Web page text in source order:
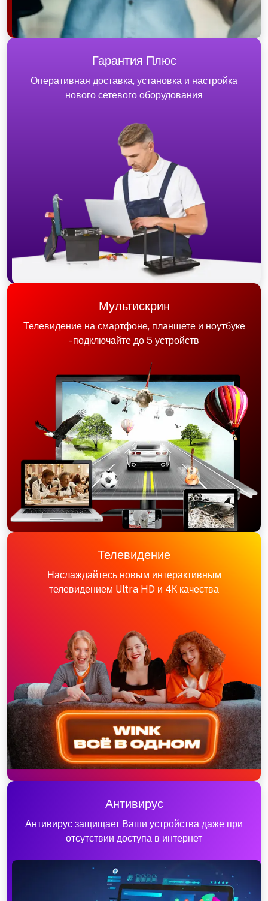
Гарантия Плюс
Оперативная доставка, установка и настройка
нового сетевого оборудования
Мультискрин
Телевидение на смартфоне, планшете и ноутбуке
- подключайте до 5 устройств
Телевидение
Наслаждайтесь новым интерактивным
телевидением Ultra HD и 4К качества
Антивирус
Антивирус защищает Ваши устройства даже при
отсутствии доступа в интернет